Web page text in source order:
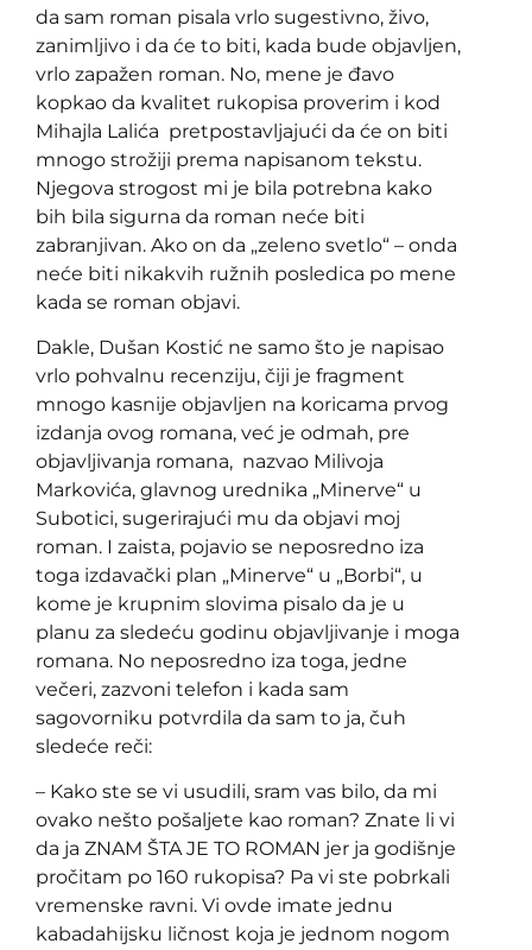
da sam roman pisala vrlo sugestivno, živo,
zanimljivo i da će to biti, kada bude objavljen,
vrlo zapažen roman. No, mene je đavo
kopkao da kvalitet rukopisa proverim i kod
Mihajla Lalića pretpostavljajući da će on biti
mnogo strožiji prema napisanom tekstu.
Njegova strogost mi je bila potrebna kako
bih bila sigurna da roman neće biti
zabranjivan. Ako on da „zeleno svetlo“ – onda
neće biti nikakvih ružnih posledica po mene
kada se roman objavi.
Dakle, Dušan Kostić ne samo što je napisao
vrlo pohvalnu recenziju, čiji je fragment
mnogo kasnije objavljen na koricama prvog
izdanja ovog romana, već je odmah, pre
objavljivanja romana, nazvao Milivoja
Markovića, glavnog urednika „Minerve“ u
Subotici, sugerirajući mu da objavi moj
roman. I zaista, pojavio se neposredno iza
toga izdavački plan „Minerve“ u „Borbi“, u
kome je krupnim slovima pisalo da je u
planu za sledeću godinu objavljivanje i moga
romana. No neposredno iza toga, jedne
večeri, zazvoni telefon i kada sam
sagovorniku potvrdila da sam to ja, čuh
sledeće reči:
– Kako ste se vi usudili, sram vas bilo, da mi
ovako nešto pošaljete kao roman? Znate li vi
da ja ZNAM ŠTA JE TO ROMAN jer ja godišnje
pročitam po 160 rukopisa? Pa vi ste pobrkali
vremenske ravni. Vi ovde imate jednu
kabadahijsku ličnost koja je jednom nogom